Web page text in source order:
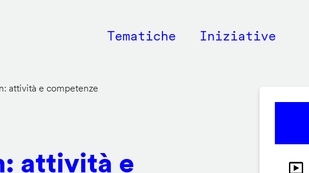
Main
Tematiche Iniziative
attività e competenze
attività e